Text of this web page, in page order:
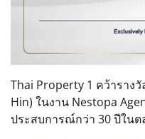
Thai Property 1 คว้ารางวั
Hin) ในงาน Nestopa
ประสบการณ์กว่า 30 ปีใน